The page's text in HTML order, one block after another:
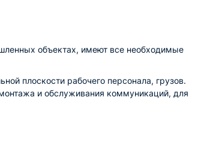
объектах, имеют все необходимые
плоскости рабочего персонала, грузов.
и обслуживания коммуникаций, для
условиям, полностью соответствует